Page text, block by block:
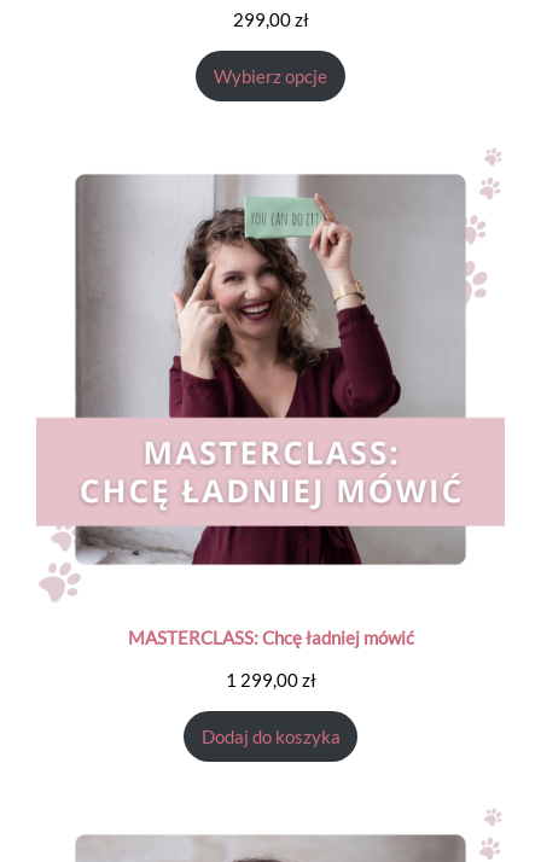
299,00zł
Wybierz opcje
MASTERCLASS: Chcę ładniej mówić
1 299,00zł
Dodaj do koszyka